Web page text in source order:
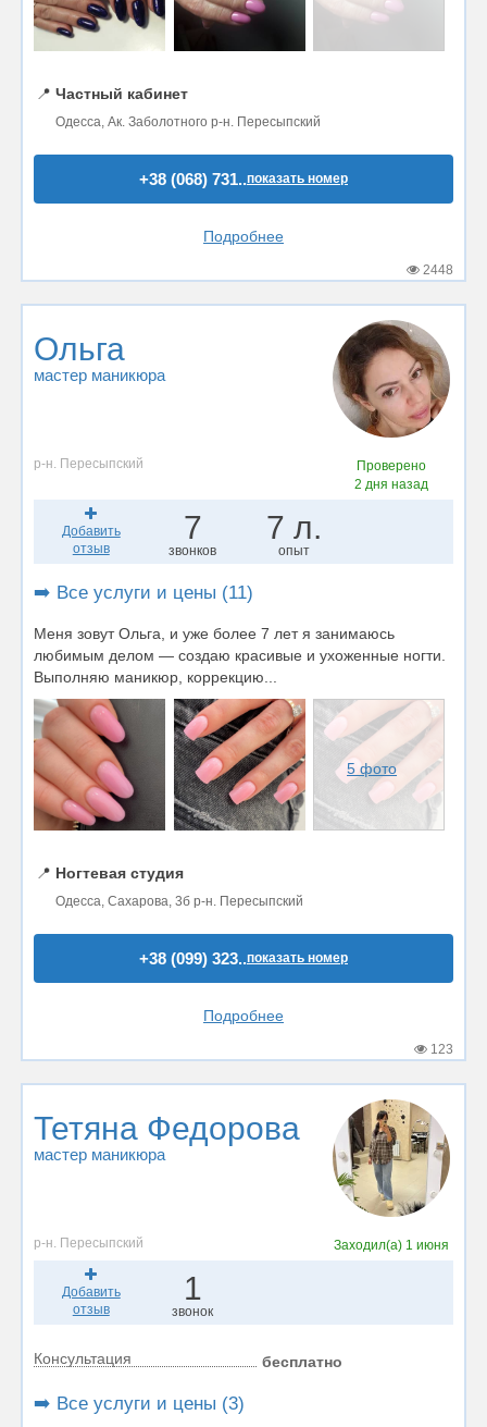
📍 Частный кабинет
Одесса, Ак. Заболотного р-н. Пересыпский
+38 (068) 731..показать номер
Подробнее
2448
Ольга
мастер маникюра
р-н. Пересыпский
Проверено
2 дня назад
Добавить
отзыв
7
звонков
7 л.
опыт
➡️ Все услуги и цены (11)
Меня зовут Ольга, и уже более 7 лет я занимаюсь
любимым делом — создаю красивые и ухоженные ногти.
Выполняю маникюр, коррекцию...
5 фото
📍 Ногтевая студия
Одесса, Сахарова, 3б р-н. Пересыпский
+38 (099) 323..показать номер
Подробнее
123
Тетяна Федорова
мастер маникюра
р-н. Пересыпский Заходил(а) 1 июня
Добавить
отзыв
1
звонок
Консультация бесплатно
➡️ Все услуги и цены (3)